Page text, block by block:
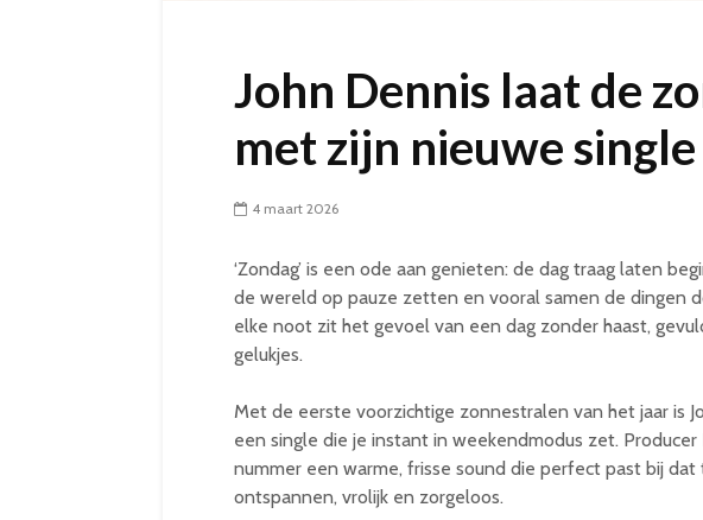
John Dennis laat de
met zijn nieuwe single
4 maart 2026
‘Zondag’ is een ode aan genieten: de dag traag laten
de wereld op pauze zetten en vooral samen de dingen
elke noot zit het gevoel van een dag zonder haast,
gelukjes.
Met de eerste voorzichtige zonnestralen van het jaar is
een single die je instant in weekendmodus zet.
nummer een warme, frisse sound die perfect past bij dat
ontspannen, vrolijk en zorgeloos.